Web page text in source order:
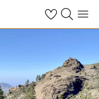
Se dinaSök på ving.se
Meny